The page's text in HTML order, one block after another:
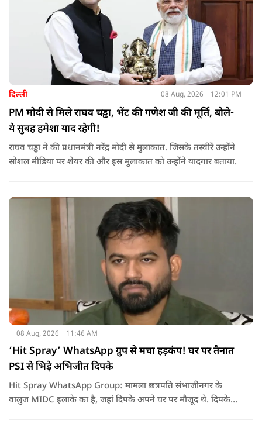
दिल्ली 08 Aug, 2026 12:01 PM
PM मोदी से मिले राघव चड्ढा, भेंट की गणेश जी की मूर्ति, बोले-
ये सुबह हमेशा याद रहेगी!
राघव चड्ढा ने की प्रधानमंत्री नरेंद्र मोदी से मुलाकात. जिसके तस्वीरें उन्होंने
सोशल मीडिया पर शेयर की और इस मुलाकात को उन्होंने यादगार बताया.
08 Aug, 2026 11:46 AM
‘Hit Spray’ WhatsApp ग्रुप से मचा हड़कंप! घर पर तैनात
PSI से भिड़े अभिजीत दिपके
Hit Spray WhatsApp Group: मामला छत्रपति संभाजीनगर के
वालुज MIDC इलाके का है, जहां दिपके अपने घर पर मौजूद थे. दिपके